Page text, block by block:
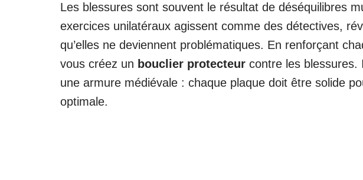
Les blessures sont souvent le résultat de déséquilibres
exercices unilatéraux agissent comme des détectives,
qu’elles ne deviennent problématiques. En renforçant
vous créez un bouclier protecteur contre les blessures.
une armure médiévale : chaque plaque doit être solide
optimale.